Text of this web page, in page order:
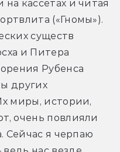
кассетах и читая
(«Гномы»).
существ
и Питера
Рубенса
других
миры, истории,
очень повлияли
Сейчас я черпаю